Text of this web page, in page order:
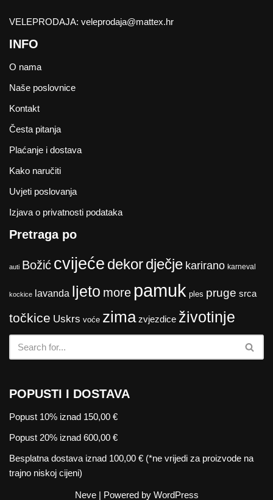
VELEPRODAJA: veleprodaja@mattex.hr
INFO
O nama
Naše poslovnice
Kontakt
Česta pitanja
Plaćanje i dostava
Kako naručiti
Uvjeti poslovanja
Izjava o privatnosti podataka
Pretraga po
auti Božić cvijeće dekordječje karirano karneval
kockice lavanda ljeto more pamuk ples pruge srca
točkice Uskrs voće zima zvjezdice životinje
POPUSTI I DOSTAVA
Popust 10% iznad 150,00 €
Popust 20% iznad 600,00 €
Besplatna dostava iznad 100,00 € (*ne vrijedi za proizvode na
trajno niskoj cijeni)
Neve| Powered by WordPress